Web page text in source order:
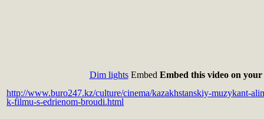
Dim lightsEmbed Embed this video on your
http://www.buro247.kz/culture/cinema/kazakhstanskiy-muzykant-
k-filmu-s-edrienom-broudi.html